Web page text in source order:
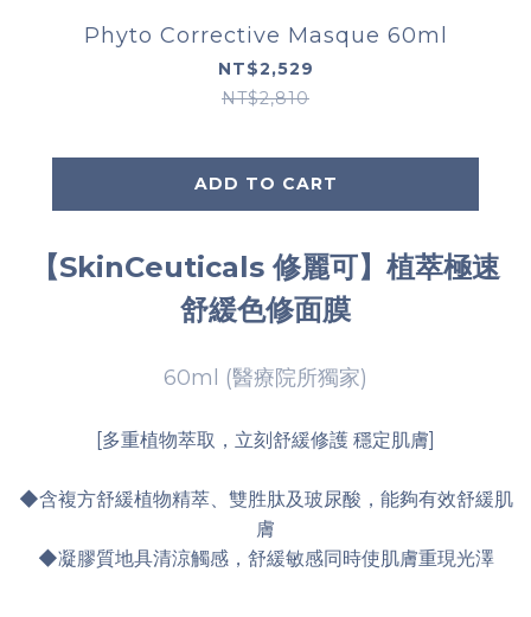
Phyto Corrective Masque 60ml
NT$2,529
NT$2,810
ADD TO CART
【SkinCeuticals 修麗可】植萃極速
舒緩色修面膜
60ml (醫療院所獨家)
[多重植物萃取，立刻舒緩修護 穩定肌膚]
◆含複方舒緩植物精萃、雙胜肽及玻尿酸，能夠有效舒緩肌
膚
◆凝膠質地具清涼觸感，舒緩敏感同時使肌膚重現光澤